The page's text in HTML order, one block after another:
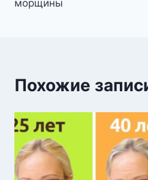
записям
морщины
Похожие